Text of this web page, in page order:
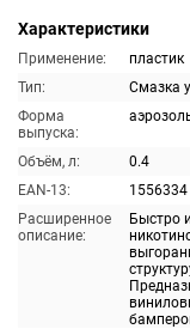
Характеристики
Применение:
пластик
Тип:
Смазка
Форма
выпуска:
Объём, л:
0.4
EAN-13:
1556334
Расширенное
описание:
Быстро